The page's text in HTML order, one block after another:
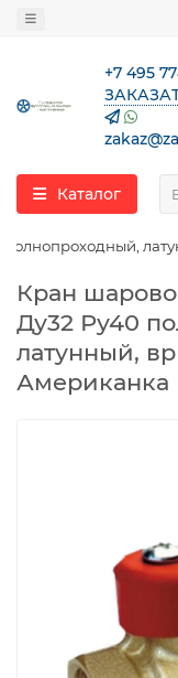
+7 495
Каталог
полнопроходный,
Кран
Ду32 Ру40
латунный,
Американка